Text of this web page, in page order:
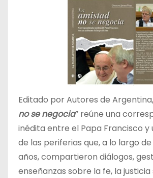
Editado por Autores de
no se negocia” reúne una
inédita entre el Papa Francisco y
de las periferias que, a lo largo
años, compartieron diálogos,
enseñanzas sobre la fe, la justicia